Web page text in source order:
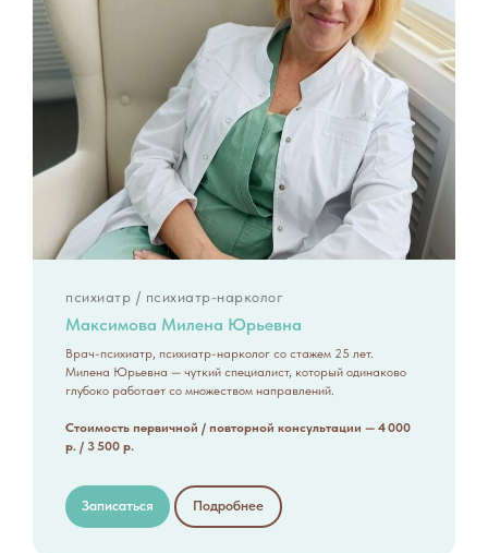
психиатр / психиатр-нарколог
Максимова Милена Юрьевна
Врач-психиатр, психиатр-нарколог со стажем 25 лет.
Милена Юрьевна — чуткий специалист, который одинаково
глубоко работает со множеством направлений.
Стоимость первичной / повторной консультации — 4 000
р. / 3 500 р.
Записаться Подробнее